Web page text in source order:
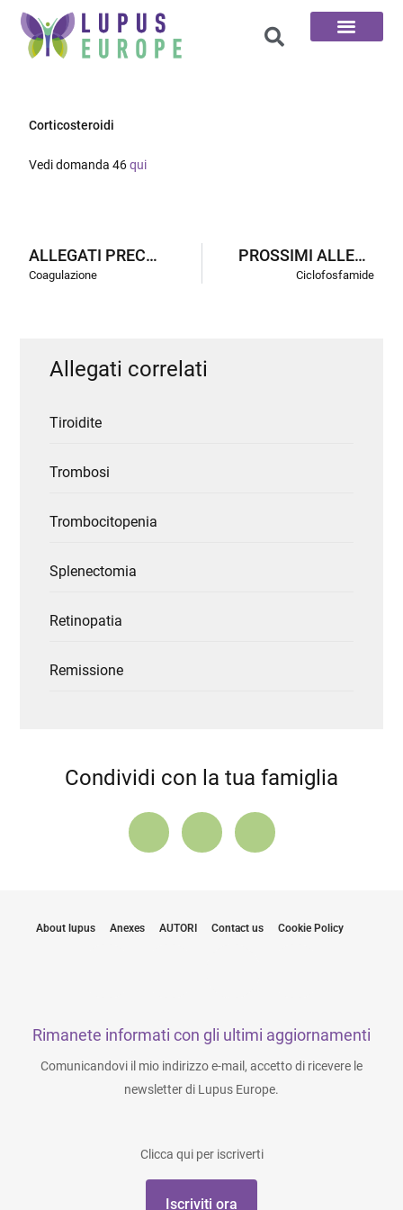
Corticosteroidi
Vedi domanda 46qui
ALLEGATI PRECEDENTI
Coagulazione
PROSSIMI ALLEGATI
Ciclofosfamide
Allegati correlati
Tiroidite
Trombosi
Trombocitopenia
Splenectomia
Retinopatia
Remissione
Condividi con la tua famiglia
About lupus Anexes AUTORI Contact us Cookie Policy
Rimanete informati con gli ultimi aggiornamenti
Comunicandovi il mio indirizzo e-mail, accetto di ricevere le
newsletter di Lupus Europe.
Clicca qui per iscriverti
Iscriviti ora